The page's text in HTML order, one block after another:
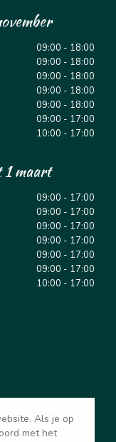
09:00 - 18:00
09:00 - 18:00
09:00 - 18:00
09:00 - 18:00
09:00 - 18:00
09:00 - 17:00
10:00 - 17:00
1 maart
09:00 - 17:00
09:00 - 17:00
09:00 - 17:00
09:00 - 17:00
09:00 - 17:00
09:00 - 17:00
10:00 - 17:00
Als je op
met het